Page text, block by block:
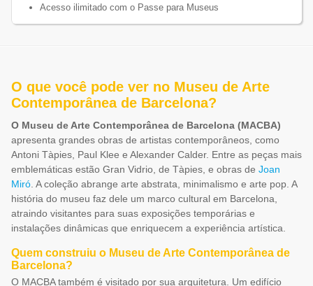
Acesso ilimitado com o Passe para Museus
O que você pode ver no Museu de Arte
Contemporânea de Barcelona?
O Museu de Arte Contemporânea de Barcelona (MACBA)
apresenta grandes obras de artistas contemporâneos, como
Antoni Tàpies, Paul Klee e Alexander Calder. Entre as peças mais
emblemáticas estão Gran Vidrio, de Tàpies, e obras de Joan
Miró . A coleção abrange arte abstrata, minimalismo e arte pop. A
história do museu faz dele um marco cultural em Barcelona,
atraindo visitantes para suas exposições temporárias e
instalações dinâmicas que enriquecem a experiência artística.
Quem construiu o Museu de Arte Contemporânea de
Barcelona?
O MACBA também é visitado por sua arquitetura. Um edifício